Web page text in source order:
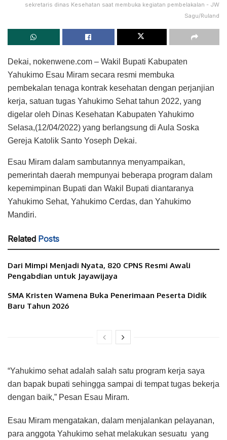
sekretaris dinas Kesehatan saat membuka kegiatan pembelakalan - JW
Sagu/Ruland
Dekai, nokenwene.com – Wakil Bupati Kabupaten
Yahukimo Esau Miram secara resmi membuka
pembekalan tenaga kontrak kesehatan dengan perjanjian
kerja, satuan tugas Yahukimo Sehat tahun 2022, yang
digelar oleh Dinas Kesehatan Kabupaten Yahukimo
Selasa,(12/04/2022) yang berlangsung di Aula Soska
Gereja Katolik Santo Yoseph Dekai.
Esau Miram dalam sambutannya menyampaikan,
pemerintah daerah mempunyai beberapa program dalam
kepemimpinan Bupati dan Wakil Bupati diantaranya
Yahukimo Sehat, Yahukimo Cerdas, dan Yahukimo
Mandiri.
Related Posts
Dari Mimpi Menjadi Nyata, 820 CPNS Resmi Awali
Pengabdian untuk Jayawijaya
SMA Kristen Wamena Buka Penerimaan Peserta Didik
Baru Tahun 2026
“Yahukimo sehat adalah salah satu program kerja saya
dan bapak bupati sehingga sampai di tempat tugas bekerja
dengan baik,” Pesan Esau Miram.
Esau Miram mengatakan, dalam menjalankan pelayanan,
para anggota Yahukimo sehat melakukan sesuatu yang